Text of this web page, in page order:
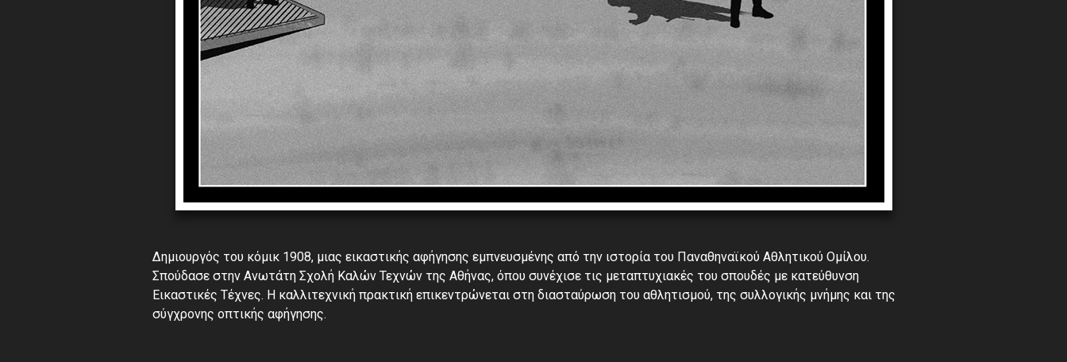
Δημιουργός του κόμικ 1908, μιας εικαστικής αφήγησης εμπνευσμένης από την ιστορία του Παναθηναϊκού Αθλητικού Ομίλου.
Σπούδασε στην Ανωτάτη Σχολή Καλών Τεχνών της Αθήνας, όπου συνέχισε τις μεταπτυχιακές του σπουδές με κατεύθυνση
Εικαστικές Τέχνες. Η καλλιτεχνική πρακτική επικεντρώνεται στη διασταύρωση του αθλητισμού, της συλλογικής μνήμης και της
σύγχρονης οπτικής αφήγησης.